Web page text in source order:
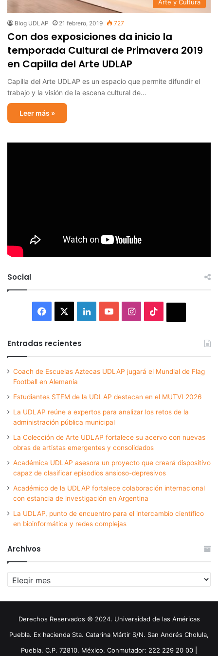
Arte y Cultura
Blog UDLAP 21 febrero, 2019 727
Con dos exposiciones da inicio la
temporada Cultural de Primavera 2019
en Capilla del Arte UDLAP
Capilla del Arte UDLAP es un espacio que permite difundir el
trabajo y la visión de la escena cultural de…
Leer más »
Social
Facebook LinkedInYouTubeInstagram
Entradas recientes
Coach de Escuelas Aztecas UDLAP jugará el Mundial de Flag
Football en Alemania
Estudiantes STEM de la UDLAP destacan en el MUTVI 2026
La UDLAP reúne a expertos para analizar los retos de la
administración pública municipal
La Colección de Arte UDLAP fortalece su acervo con nuevas
obras de artistas emergentes y consolidados
Académica UDLAP asesora un proyecto que creará dispositivo
capaz de clasificar episodios ansioso-depresivos
Académico de la UDLAP fortalece colaboración internacional
con estancia de investigación en Argentina
La UDLAP, punto de encuentro para el intercambio científico
en bioinformática y redes complejas
Archivos
Archivos
Derechos Reservados © 2024. Universidad de las Américas
Puebla. Ex hacienda Sta. Catarina Mártir S/N. San Andrés Cholula,
Puebla. C.P. 72810. México. Conmutador: 222 229 20 00 |